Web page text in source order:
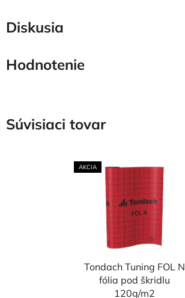
Diskusia
Hodnotenie
Súvisiaci tovar
AKCIA
Tondach Tuning FOL N
fólia pod škridlu
120g/m2